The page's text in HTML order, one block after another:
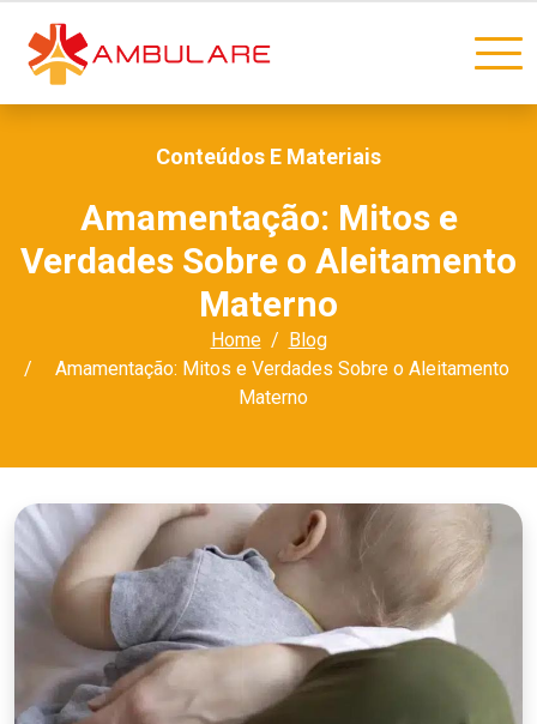
Conteúdos E Materiais
Amamentação: Mitos e
Verdades Sobre o Aleitamento
Materno
Home
Blog
Amamentação: Mitos e Verdades Sobre o Aleitamento
Materno